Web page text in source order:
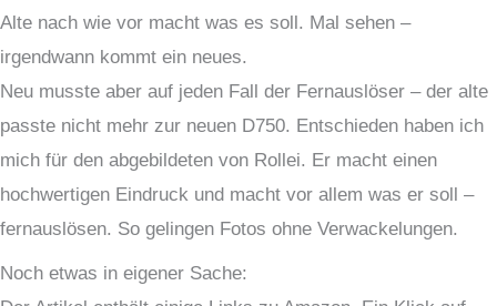
Alte nach wie vor macht was es soll. Mal sehen –
irgendwann kommt ein neues.
Neu musste aber auf jeden Fall der Fernauslöser – der alte
passte nicht mehr zur neuen D750. Entschieden haben ich
mich für den abgebildeten von Rollei. Er macht einen
hochwertigen Eindruck und macht vor allem was er soll –
fernauslösen. So gelingen Fotos ohne Verwackelungen.
Noch etwas in eigener Sache: